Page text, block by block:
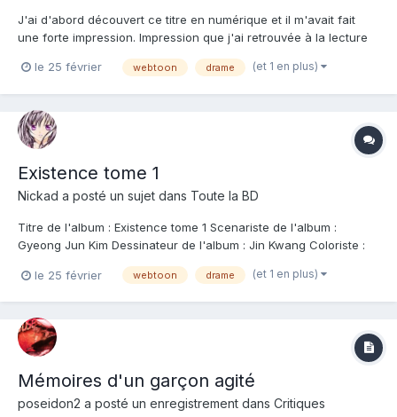
J'ai d'abord découvert ce titre en numérique et il m'avait fait
une forte impression. Impression que j'ai retrouvée à la lecture
met face à une réalité : celle d'un constat sur l'humanité, violent
le 25 février webtoon drame (et 1 en plus)
Existence tome 1
Nickad a posté un sujet dans Toute la BD
Titre de l'album : Existence tome 1 Scenariste de l'album :
Gyeong Jun Kim Dessinateur de l'album : Jin Kwang Coloriste :
un être vivant réincarné d'innombrables fois depuis la
le 25 février webtoon drame (et 1 en plus)
Mémoires d'un garçon agité
poseidon2 a posté un enregistrement dans Critiques